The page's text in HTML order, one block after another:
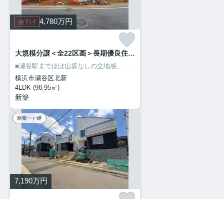
値下げ 4,780万円
大規模分譲＜全22区画＞長期優良住宅／横浜市瀬谷区北新 21号棟
■瀬谷駅までほぼ山坂なしの立地感、駅動線にスーパーが2件もありお買い物が便利
横浜市瀬谷区北新
4LDK (98.95㎡)
新築
新築一戸建
7,190万円